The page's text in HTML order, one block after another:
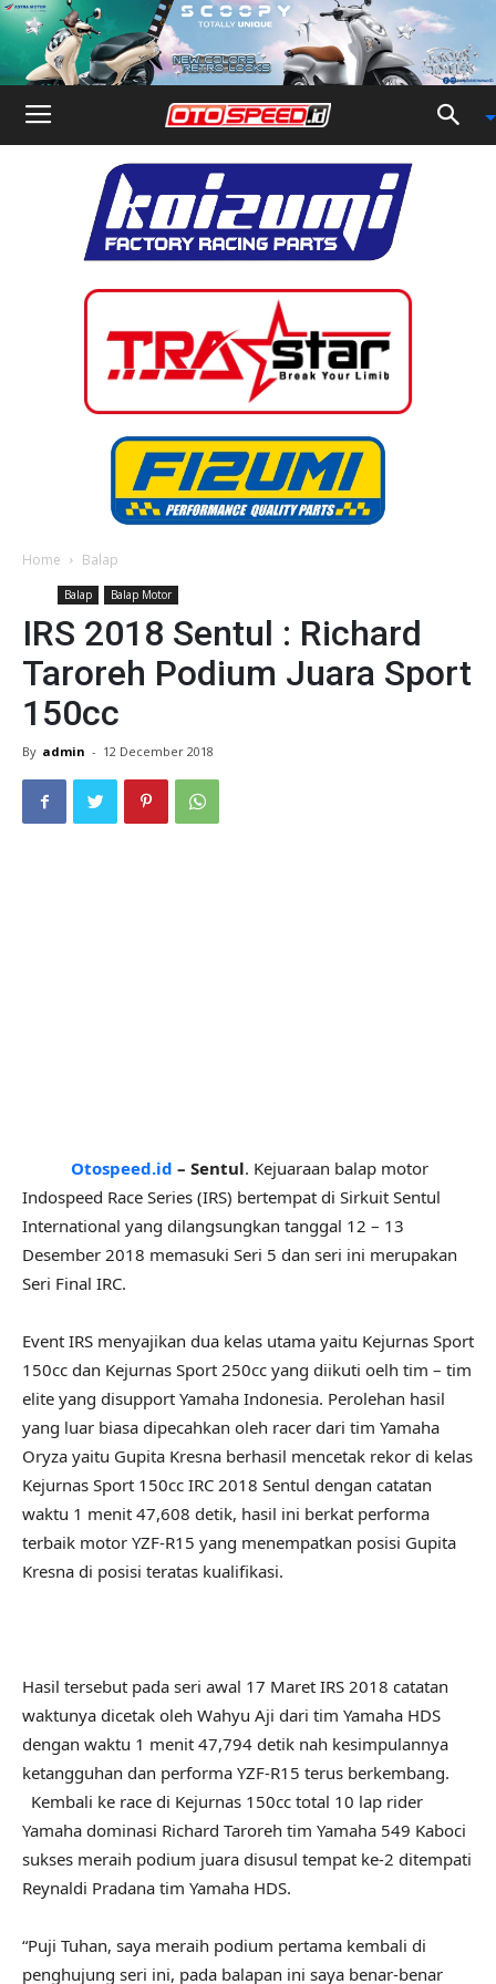
Home Balap
Balap Balap Motor
IRS 2018 Sentul : Richard
Taroreh Podium Juara Sport
150cc
By admin - 12 December 2018
Otospeed.id – Sentul. Kejuaraan balap motor
Indospeed Race Series (IRS) bertempat di Sirkuit Sentul
International yang dilangsungkan tanggal 12 – 13
Desember 2018 memasuki Seri 5 dan seri ini merupakan
Seri Final IRC.
Event IRS menyajikan dua kelas utama yaitu Kejurnas Sport
150cc dan Kejurnas Sport 250cc yang diikuti oelh tim – tim
elite yang disupport Yamaha Indonesia. Perolehan hasil
yang luar biasa dipecahkan oleh racer dari tim Yamaha
Oryza yaitu Gupita Kresna berhasil mencetak rekor di kelas
Kejurnas Sport 150cc IRC 2018 Sentul dengan catatan
waktu 1 menit 47,608 detik, hasil ini berkat performa
terbaik motor YZF-R15 yang menempatkan posisi Gupita
Kresna di posisi teratas kualifikasi.
Hasil tersebut pada seri awal 17 Maret IRS 2018 catatan
waktunya dicetak oleh Wahyu Aji dari tim Yamaha HDS
dengan waktu 1 menit 47,794 detik nah kesimpulannya
ketangguhan dan performa YZF-R15 terus berkembang.
Kembali ke race di Kejurnas 150cc total 10 lap rider
Yamaha dominasi Richard Taroreh tim Yamaha 549 Kaboci
sukses meraih podium juara disusul tempat ke-2 ditempati
Reynaldi Pradana tim Yamaha HDS.
“Puji Tuhan, saya meraih podium pertama kembali di
penghujung seri ini, pada balapan ini saya benar-benar